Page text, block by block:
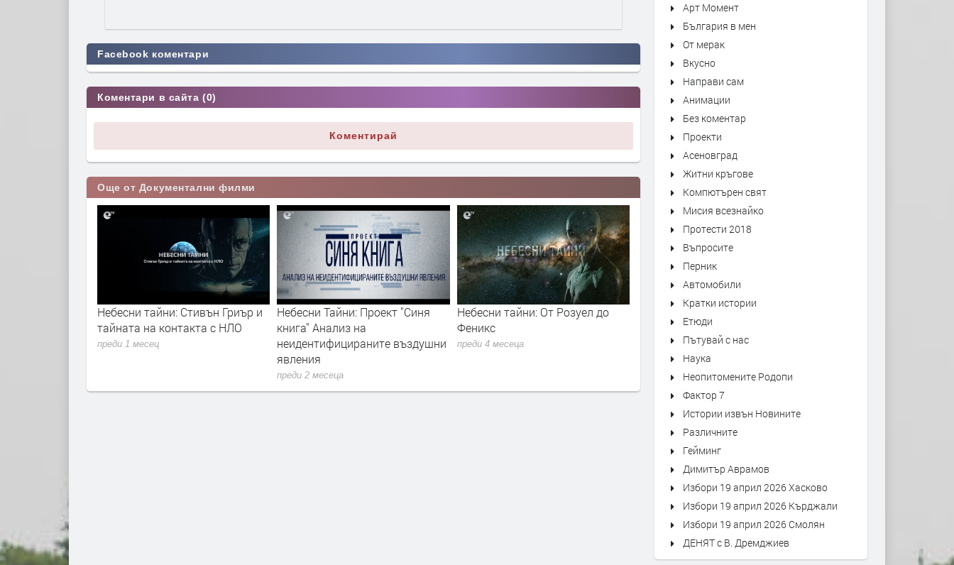
Facebook коментари
Коментари в сайта (0)
Коментирай
Още от Документални филми
Небесни тайни: Стивън Гриър и
тайната на контакта с НЛО
преди 1 месец
Небесни Тайни: Проект "Синя
книга" Анализ на
неидентифицираните въздушни
явления
преди 2 месеца
Небесни тайни: От Розуел до
Феникс
преди 4 месеца
Перу земята на боговете
преди 8 месеца
Арт Момент
България в мен
От мерак
Вкусно
Направи сам
Анимации
Без коментар
Проекти
Асеновград
Житни кръгове
Компютърен свят
Мисия всезнайко
Протести 2018
Въпросите
Перник
Автомобили
Кратки истории
Етюди
Пътувай с нас
Наука
Неопитомените Родопи
Фактор 7
Истории извън Новините
Различните
Гейминг
Димитър Аврамов
Избори 19 април 2026 Хасково
Избори 19 април 2026 Кърджали
Избори 19 април 2026 Смолян
ДЕНЯТ с В. Дремджиев